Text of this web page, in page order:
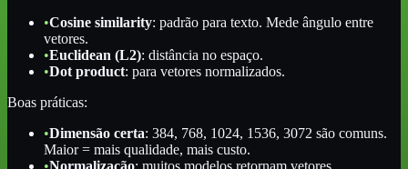
•Cosine similarity: padrão para texto. Mede ângulo entre
vetores.
•Euclidean (L2): distância no espaço.
•Dot product: para vetores normalizados.
Boas práticas:
•Dimensão certa: 384, 768, 1024, 1536, 3072 são comuns.
Maior = mais qualidade, mais custo.
•Normalização: muitos modelos retornam vetores